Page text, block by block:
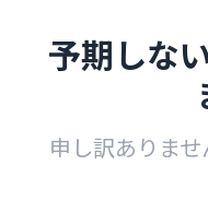
予期しな
申し訳ありま